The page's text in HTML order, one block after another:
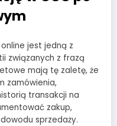
jest jedną z
związanych z frazą
mają tę zaletę, że
zamówienia,
transakcji na
zakup,
sprzedaży.